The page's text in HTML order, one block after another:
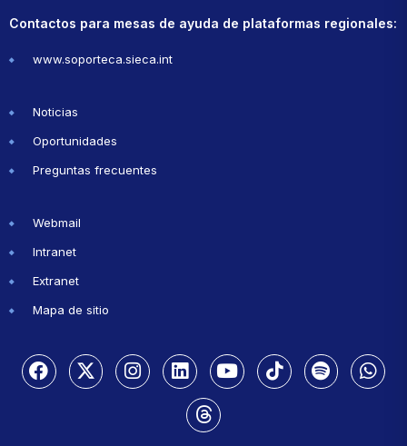
Contactos para mesas de ayuda de plataformas regionales:
www.soporteca.sieca.int
Noticias
Oportunidades
Preguntas frecuentes
Webmail
Intranet
Extranet
Mapa de sitio